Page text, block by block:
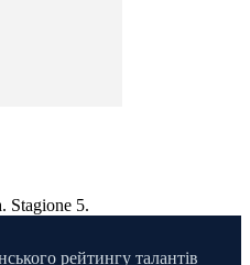
Stagione 5.
рейтингу талантів